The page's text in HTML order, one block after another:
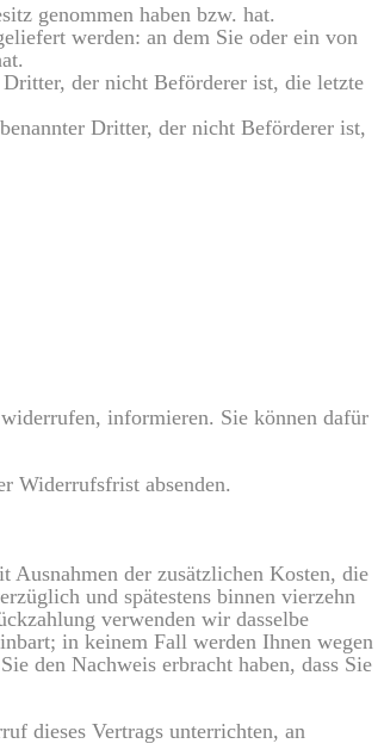
genommen haben bzw. hat.
werden: an dem Sie oder ein von
der nicht Beförderer ist, die letzte
Dritter, der nicht Beförderer ist,
informieren. Sie können dafür
Widerrufsfrist absenden.
der zusätzlichen Kosten, die
und spätestens binnen vierzehn
verwenden wir dasselbe
in keinem Fall werden Ihnen wegen
den Nachweis erbracht haben, dass Sie
dieses Vertrags unterrichten, an